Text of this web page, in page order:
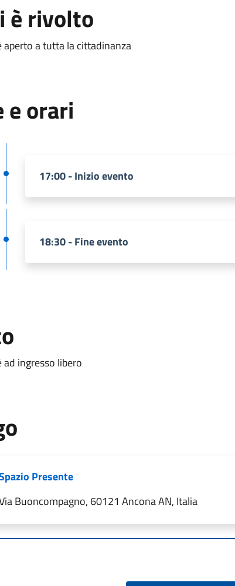
è rivolto
aperto a tutta la cittadinanza
e orari
17:00 - Inizio evento
18:30 - Fine evento
ad ingresso libero
Presente
Buoncompagno, 60121 Ancona AN, Italia